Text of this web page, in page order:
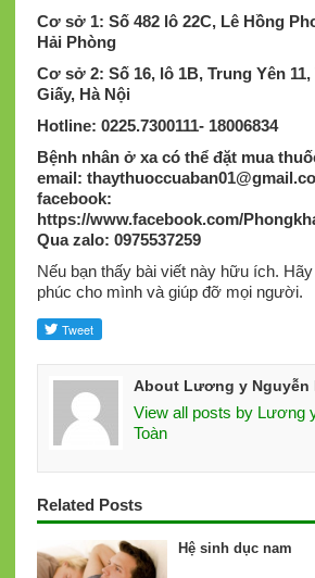
Cơ sở 1: Số 482 lô 22C, Lê Hồng
Hải Phòng
Cơ sở 2: Số 16, lô 1B, Trung Yên
Giấy, Hà Nội
Hotline: 0225.7300111- 18006834
Bệnh nhân ở xa có thể đặt mua
email:
facebook:
https://www.facebook.com/
Qua zalo: 0975537259
Nếu bạn thấy bài viết này hữu ích.
phúc cho mình và giúp đỡ mọi người.
About Lương y Nguyễn
View all posts by Lương
Toàn
Related Posts
Hệ sinh dục nam